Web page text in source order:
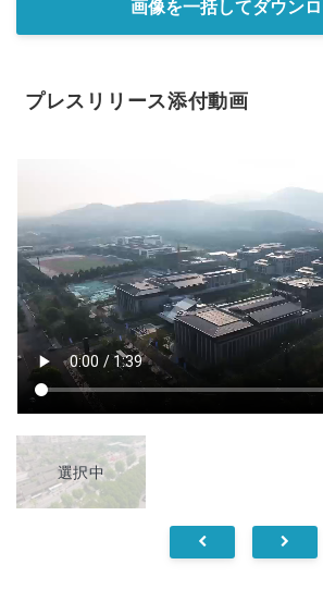
画像を一括してダウン
プレスリリース添付動画
選択中